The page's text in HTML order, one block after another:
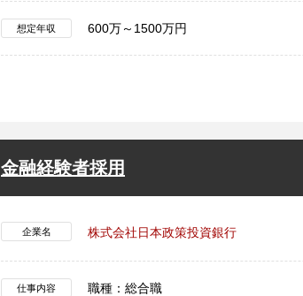
想定年収 600万～1500万円
金融経験者採用
企業名 株式会社日本政策投資銀行
仕事内容
職種：総合職